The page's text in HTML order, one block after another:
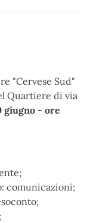
"Cervese Sud"
Quartiere di via
giugno - ore
comunicazioni;